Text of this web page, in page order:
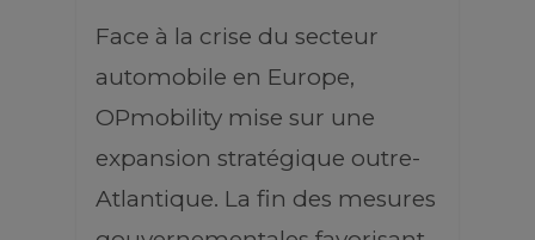
Face à la crise du secteur
automobile en Europe,
OPmobility mise sur une
expansion stratégique outre-
Atlantique. La fin des mesures